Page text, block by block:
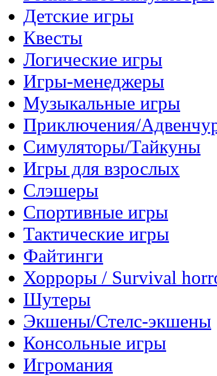
Детские игры
Квесты
Логические игры
Игры-менеджеры
Музыкальные игры
Приключения/
Симуляторы/Тайкуны
Игры для взрослых
Слэшеры
Спортивные игры
Тактические игры
Файтинги
Хорроры / Survival
Шутеры
Экшены/Стелс-экшены
Консольные игры
Игромания